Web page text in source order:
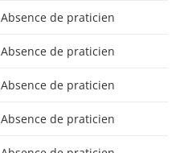
Absence de praticien
Absence de praticien
Absence de praticien
Absence de praticien